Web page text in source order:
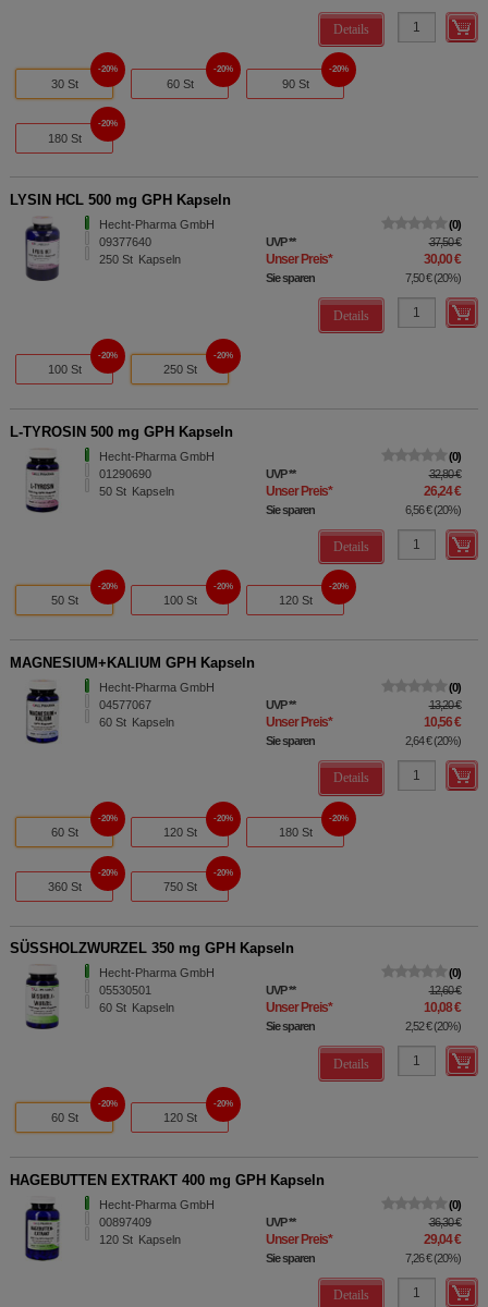
Details
30 St
20%
60 St
20%
90 St
20%
180 St
20%
LYSIN HCL 500 mg GPH Kapseln
Hecht-Pharma GmbH
09377640
250 St Kapseln
0
UVP** 37,50 €
Unser Preis* 30,00 €
Sie sparen 7,50 €(20%)
Details
100 St
20%
250 St
20%
L-TYROSIN 500 mg GPH Kapseln
Hecht-Pharma GmbH
01290690
50 St Kapseln
0
UVP** 32,80 €
Unser Preis* 26,24 €
Sie sparen 6,56 €(20%)
Details
50 St
20%
100 St
20%
120 St
20%
MAGNESIUM+KALIUM GPH Kapseln
Hecht-Pharma GmbH
04577067
60 St Kapseln
0
UVP** 13,20 €
Unser Preis* 10,56 €
Sie sparen 2,64 €(20%)
Details
60 St
20%
120 St
20%
180 St
20%
360 St
20%
750 St
20%
SÜSSHOLZWURZEL 350 mg GPH Kapseln
Hecht-Pharma GmbH
05530501
60 St Kapseln
0
UVP** 12,60 €
Unser Preis* 10,08 €
Sie sparen 2,52 €(20%)
Details
60 St
20%
120 St
20%
HAGEBUTTEN EXTRAKT 400 mg GPH Kapseln
Hecht-Pharma GmbH
00897409
120 St Kapseln
0
UVP** 36,30 €
Unser Preis* 29,04 €
Sie sparen 7,26 €(20%)
Details